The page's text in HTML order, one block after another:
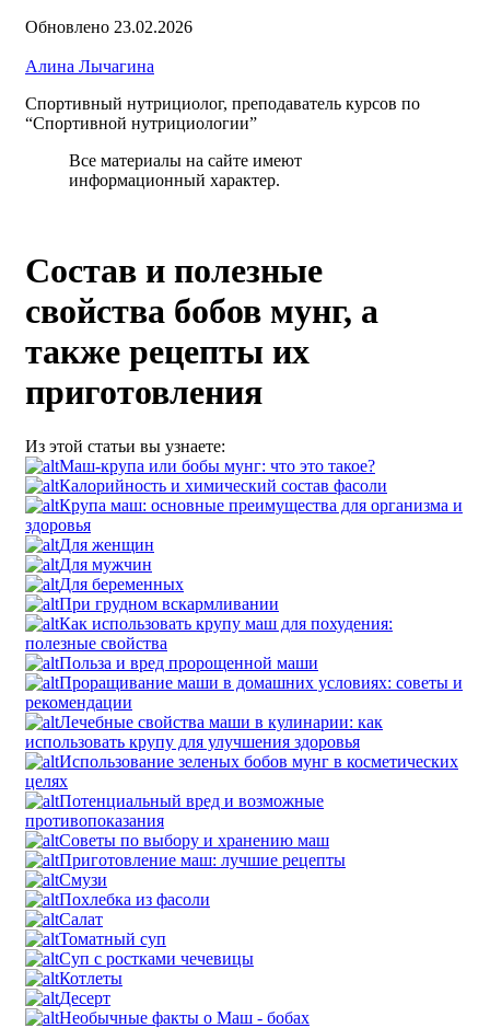
Обновлено 23.02.2026
Алина Лычагина
Спортивный нутрициолог, преподаватель курсов по
“Спортивной нутрициологии”
Все материалы на сайте имеют
информационный характер.
Состав и полезные
свойства бобов мунг, а
также рецепты их
приготовления
Из этой статьи вы узнаете:
Маш-крупа или бобы мунг: что это такое?
Калорийность и химический состав фасоли
Крупа маш: основные преимущества для организма и
здоровья
Для женщин
Для мужчин
Для беременных
При грудном вскармливании
Как использовать крупу маш для похудения:
полезные свойства
Польза и вред пророщенной маши
Проращивание маши в домашних условиях: советы и
рекомендации
Лечебные свойства маши в кулинарии: как
использовать крупу для улучшения здоровья
Использование зеленых бобов мунг в косметических
целях
Потенциальный вред и возможные
противопоказания
Советы по выбору и хранению маш
Приготовление маш: лучшие рецепты
Смузи
Похлебка из фасоли
Салат
Томатный суп
Суп с ростками чечевицы
Котлеты
Десерт
Необычные факты о Mаш - бобах